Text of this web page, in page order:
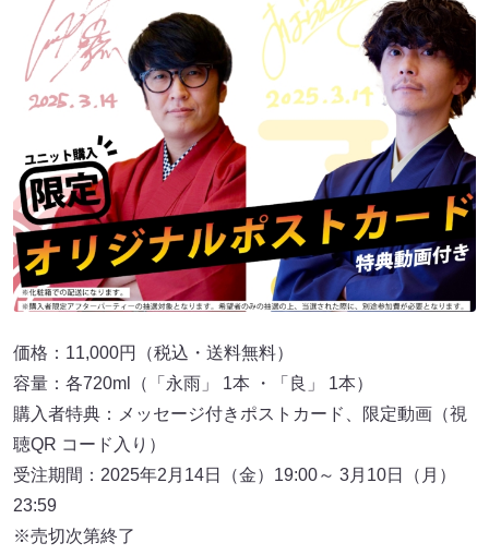
価格：11,000円（税込・送料無料）
容量：各720ml（「永雨」 1本 ・「良」 1本）
購入者特典：メッセージ付きポストカード、限定動画（視
聴QR コード入り）
受注期間：2025年2月14日（金）19:00～ 3月10日（月）
23:59
※売切次第終了